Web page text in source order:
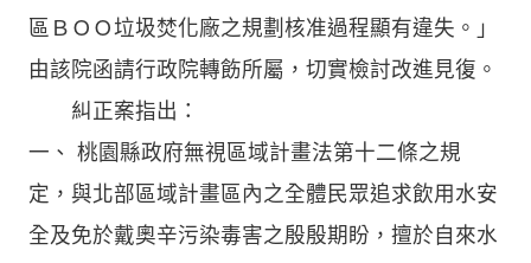
區ＢＯＯ垃圾焚化廠之規劃核准過程顯有違失。」
由該院函請行政院轉飭所屬，切實檢討改進見復。
糾正案指出：
一、 桃園縣政府無視區域計畫法第十二條之規
定，與北部區域計畫區內之全體民眾追求飲用水安
全及免於戴奧辛污染毒害之殷殷期盼，擅於自來水